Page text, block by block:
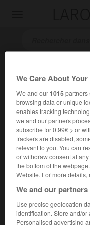
Accueil>Encyclopédie
les
mondial des
We Care About
We and our1015partners
browsing data or unique
enables tracking
we and our partners
subscribe for 0.99€ > or
trackers are disabled,
relevant to you. You can
or withdraw consent at
the bottom of the
Website. For more details,
We and our
Use precise geolocation
identification. Store and/
Personalised advertising